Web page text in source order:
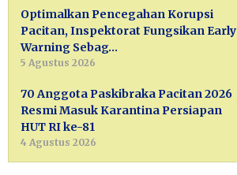
Optimalkan Pencegahan Korupsi
Pacitan, Inspektorat Fungsikan Early
Warning Sebag…
5 Agustus 2026
70 Anggota Paskibraka Pacitan 2026
Resmi Masuk Karantina Persiapan
HUT RI ke-81
4 Agustus 2026